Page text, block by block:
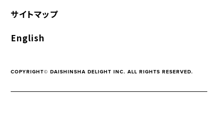
サイトマップ
English
COPYRIGHT© DAISHINSHA DELIGHT INC. ALL RIGHTS RESERVED.